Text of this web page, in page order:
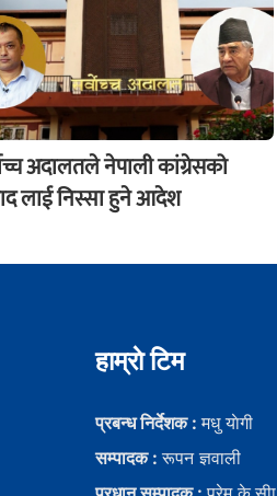
अदालतले नेपाली कांग्रेसको
लाई निस्सा हुने आदेश
हाम्राे टिम
प्रबन्ध निर्देशक :मधु याेगी
सम्पादक :रूपन ज्ञवाली